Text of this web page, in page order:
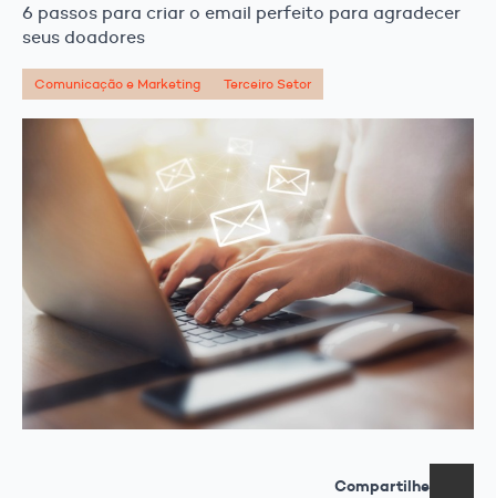
6 passos para criar o email perfeito para agradecer
seus doadores
Comunicação e Marketing Terceiro Setor
Compartilhe